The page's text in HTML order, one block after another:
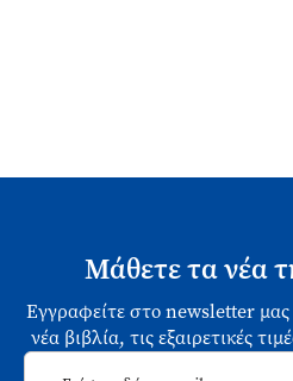
Μάθετε τα νέα
Εγγραφείτε στο newsletter μας
νέα βιβλία, τις εξαιρετικές